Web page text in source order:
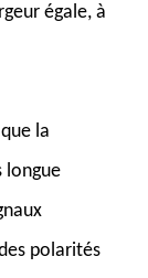
égale, à
la
longue
polarités